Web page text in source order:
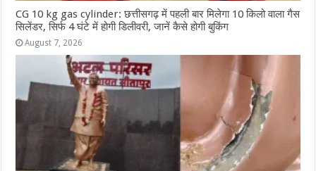
CG 10 kg gas cylinder: छत्तीसगढ़ में पहली बार मिलेगा 10 किलो वाला गैस
सिलेंडर, सिर्फ 4 घंटे में होगी डिलीवरी, जानें कैसे होगी बुकिंग
August 7, 2026